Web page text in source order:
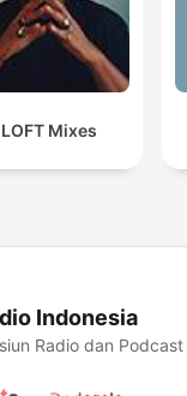
Mixes
Indonesia
Radio dan Podcast